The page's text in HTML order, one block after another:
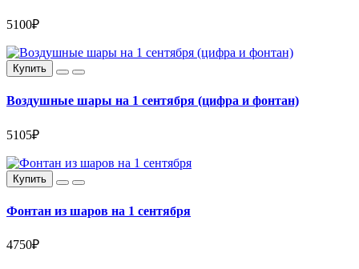
5100₽
Купить
Воздушные шары на 1 сентября (цифра и фонтан)
5105₽
Купить
Фонтан из шаров на 1 сентября
4750₽